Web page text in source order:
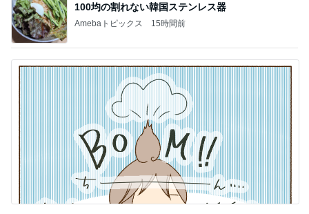
100均の割れない韓国ステンレス器
Amebaトピックス 15時間前